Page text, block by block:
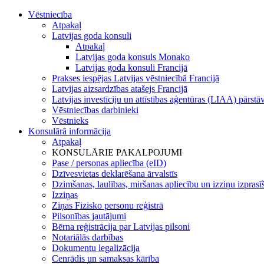
Vēstniecība
Atpakaļ
Latvijas goda konsuli
Atpakaļ
Latvijas goda konsuls Monako
Latvijas goda konsuli Francijā
Prakses iespējas Latvijas vēstniecībā Francijā
Latvijas aizsardzības atašejs Francijā
Latvijas investīciju un attīstības aģentūras (LIAA)
Vēstniecības darbinieki
Vēstnieks
Konsulārā informācija
Atpakaļ
KONSULĀRIE PAKALPOJUMI
Pase / personas apliecība (eID)
Dzīvesvietas deklarēšana ārvalstīs
Dzimšanas, laulības, miršanas apliecību un izziņu
Izziņas
Ziņas Fizisko personu reģistrā
Pilsonības jautājumi
Bērna reģistrācija par Latvijas pilsoni
Notariālās darbības
Dokumentu legalizācija
Cenrādis un samaksas kārība